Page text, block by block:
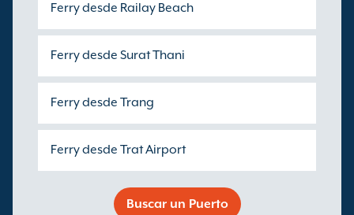
Ferry desde Railay Beach
Ferry desde Surat Thani
Ferry desde Trang
Ferry desde Trat Airport
Buscar un Puerto